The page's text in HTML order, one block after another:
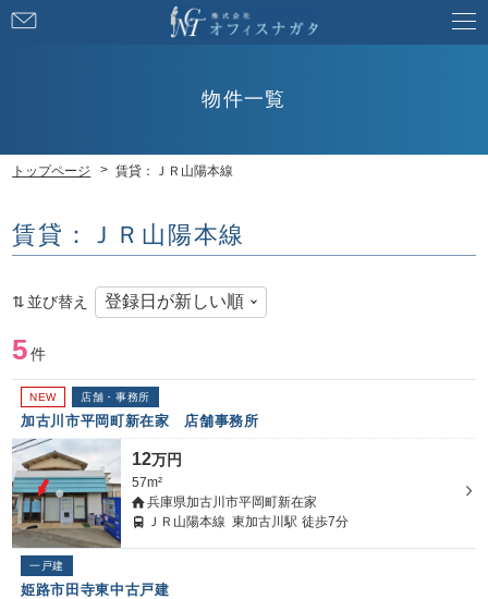
物件一覧
トップページ 賃貸：ＪＲ山陽本線
賃貸：ＪＲ山陽本線
並び替え
5件
NEW 店舗・事務所
加古川市平岡町新在家 店舗事務所
57m²
兵庫県加古川市平岡町新在家
ＪＲ山陽本線 東加古川駅 徒歩7分
12万円
一戸建
姫路市田寺東中古戸建